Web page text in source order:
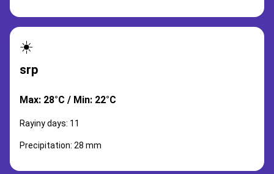
☀️
srp
Max: 28°C / Min: 22°C
Rayiny days: 11
Precipitation: 28 mm